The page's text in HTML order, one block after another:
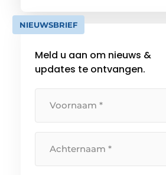
bieden. Het pakket bestaat uit
een betrouwbare Channel
ontworpen voor maximale
conversie en een
NIEUWSBRIEF
Meld u aan om nieuws &
updates te ontvangen.